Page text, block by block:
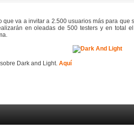
que va a invitar a 2.500 usuarios más para que
en oleadas de 500 testers y en total
Dark and Light. Aquí